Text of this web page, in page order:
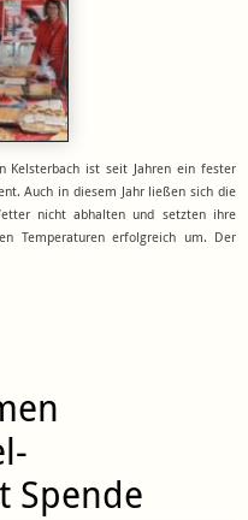
Kelsterbach ist seit Jahren ein fester
Auch in diesem Jahr ließen sich die
nicht abhalten und setzten ihre
Temperaturen erfolgreich um. Der
Spende